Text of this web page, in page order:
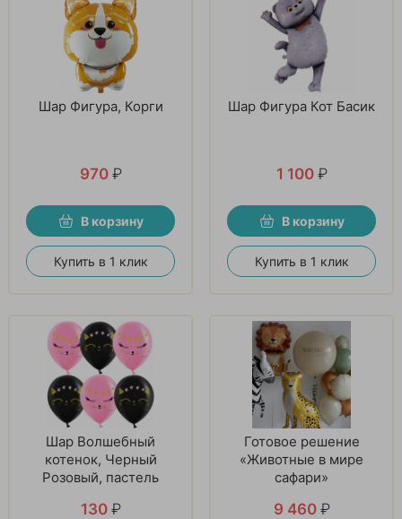
Шар Фигура, Корги
970 ₽
В корзину
Купить в 1 клик
Шар Фигура Кот Басик
1 100 ₽
В корзину
Купить в 1 клик
Шар Волшебный
котенок, Черный
Розовый, пастель
130 ₽
Готовое решение
«Животные в мире
сафари»
9 460 ₽